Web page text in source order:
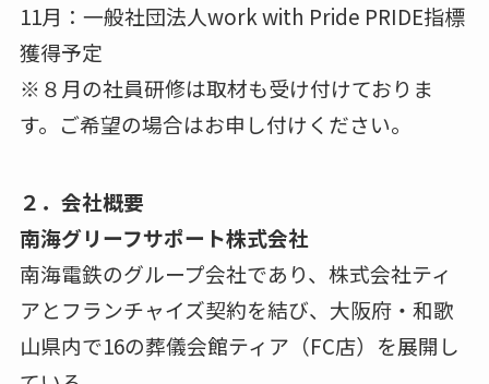
11月：一般社団法人work with Pride PRIDE指標
獲得予定
※８月の社員研修は取材も受け付けておりま
す。ご希望の場合はお申し付けください。
２．会社概要
南海グリーフサポート株式会社
南海電鉄のグループ会社であり、株式会社ティ
アとフランチャイズ契約を結び、大阪府・和歌
山県内で16の葬儀会館ティア（FC店）を展開し